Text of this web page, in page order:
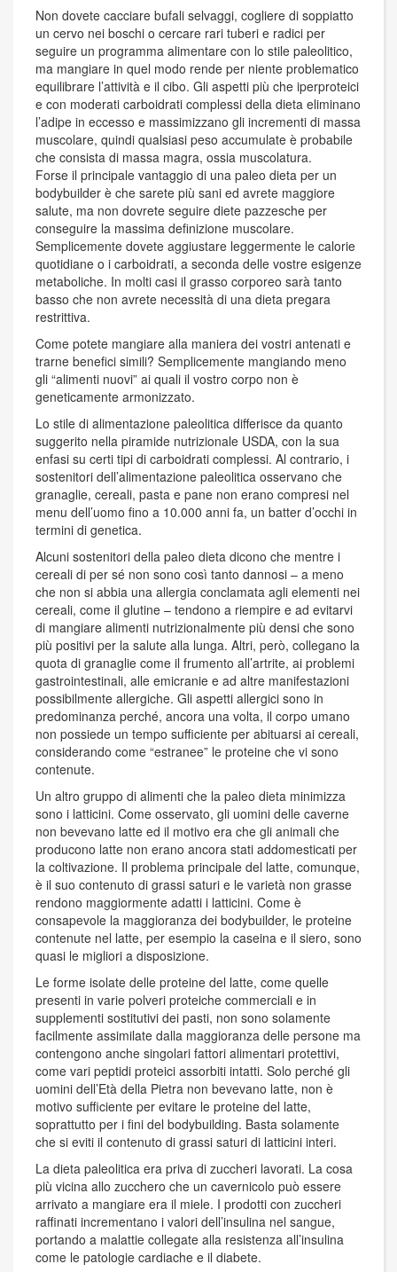
Non dovete cacciare bufali selvaggi, cogliere di soppiatto
un cervo nei boschi o cercare rari tuberi e radici per
seguire un programma alimentare con lo stile paleolitico,
ma mangiare in quel modo rende per niente problematico
equilibrare l’attività e il cibo. Gli aspetti più che iperproteici
e con moderati carboidrati complessi della dieta eliminano
l’adipe in eccesso e massimizzano gli incrementi di massa
muscolare, quindi qualsiasi peso accumulate è probabile
che consista di massa magra, ossia muscolatura.
Forse il principale vantaggio di una paleo dieta per un
bodybuilder è che sarete più sani ed avrete maggiore
salute, ma non dovrete seguire diete pazzesche per
conseguire la massima definizione muscolare.
Semplicemente dovete aggiustare leggermente le calorie
quotidiane o i carboidrati, a seconda delle vostre esigenze
metaboliche. In molti casi il grasso corporeo sarà tanto
basso che non avrete necessità di una dieta pregara
restrittiva.
Come potete mangiare alla maniera dei vostri antenati e
trarne benefici simili? Semplicemente mangiando meno
gli “alimenti nuovi” ai quali il vostro corpo non è
geneticamente armonizzato.
Lo stile di alimentazione paleolitica differisce da quanto
suggerito nella piramide nutrizionale USDA, con la sua
enfasi su certi tipi di carboidrati complessi. Al contrario, i
sostenitori dell’alimentazione paleolitica osservano che
granaglie, cereali, pasta e pane non erano compresi nel
menu dell’uomo fino a 10.000 anni fa, un batter d’occhi in
termini di genetica.
Alcuni sostenitori della paleo dieta dicono che mentre i
cereali di per sé non sono così tanto dannosi – a meno
che non si abbia una allergia conclamata agli elementi nei
cereali, come il glutine – tendono a riempire e ad evitarvi
di mangiare alimenti nutrizionalmente più densi che sono
più positivi per la salute alla lunga. Altri, però, collegano la
quota di granaglie come il frumento all’artrite, ai problemi
gastrointestinali, alle emicranie e ad altre manifestazioni
possibilmente allergiche. Gli aspetti allergici sono in
predominanza perché, ancora una volta, il corpo umano
non possiede un tempo sufficiente per abituarsi ai cereali,
considerando come “estranee” le proteine che vi sono
contenute.
Un altro gruppo di alimenti che la paleo dieta minimizza
sono i latticini. Come osservato, gli uomini delle caverne
non bevevano latte ed il motivo era che gli animali che
producono latte non erano ancora stati addomesticati per
la coltivazione. Il problema principale del latte, comunque,
è il suo contenuto di grassi saturi e le varietà non grasse
rendono maggiormente adatti i latticini. Come è
consapevole la maggioranza dei bodybuilder, le proteine
contenute nel latte, per esempio la caseina e il siero, sono
quasi le migliori a disposizione.
Le forme isolate delle proteine del latte, come quelle
presenti in varie polveri proteiche commerciali e in
supplementi sostitutivi dei pasti, non sono solamente
facilmente assimilate dalla maggioranza delle persone ma
contengono anche singolari fattori alimentari protettivi,
come vari peptidi proteici assorbiti intatti. Solo perché gli
uomini dell’Età della Pietra non bevevano latte, non è
motivo sufficiente per evitare le proteine del latte,
soprattutto per i fini del bodybuilding. Basta solamente
che si eviti il contenuto di grassi saturi di latticini interi.
La dieta paleolitica era priva di zuccheri lavorati. La cosa
più vicina allo zucchero che un cavernicolo può essere
arrivato a mangiare era il miele. I prodotti con zuccheri
raffinati incrementano i valori dell’insulina nel sangue,
portando a malattie collegate alla resistenza all’insulina
come le patologie cardiache e il diabete.